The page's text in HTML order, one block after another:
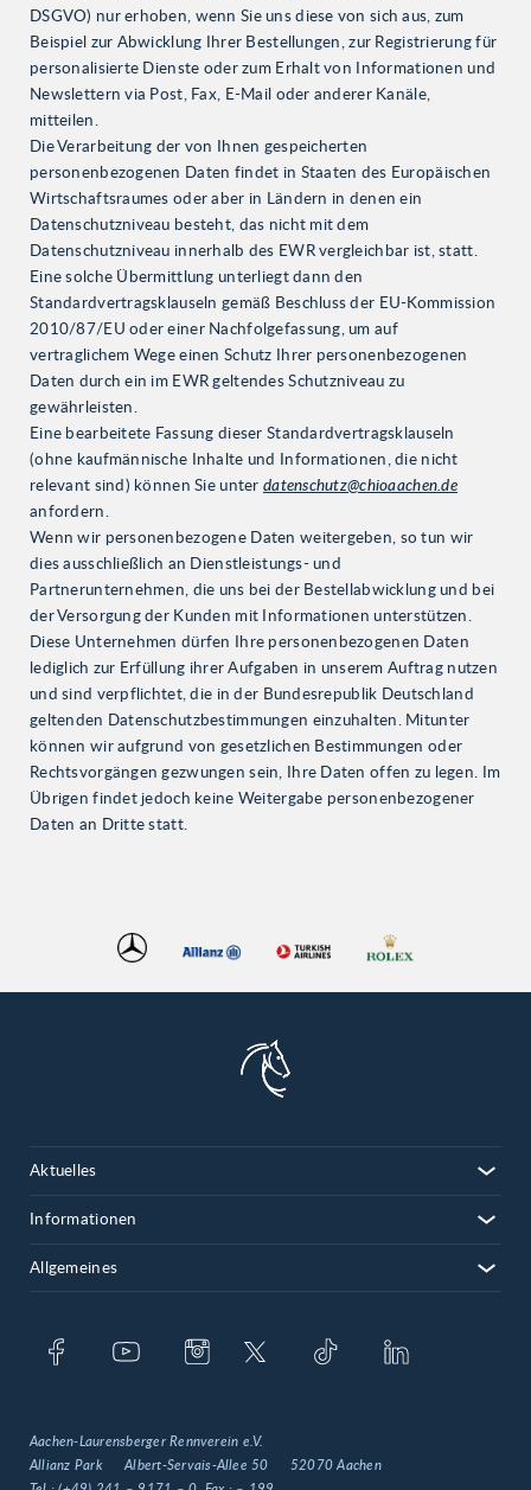
DSGVO) nur erhoben, wenn Sie uns diese von sich aus, zum
Beispiel zur Abwicklung Ihrer Bestellungen, zur Registrierung für
personalisierte Dienste oder zum Erhalt von Informationen und
Newslettern via Post, Fax, E-Mail oder anderer Kanäle,
mitteilen.
Die Verarbeitung der von Ihnen gespeicherten
personenbezogenen Daten findet in Staaten des Europäischen
Wirtschaftsraumes oder aber in Ländern in denen ein
Datenschutzniveau besteht, das nicht mit dem
Datenschutzniveau innerhalb des EWR vergleichbar ist, statt.
Eine solche Übermittlung unterliegt dann den
Standardvertragsklauseln gemäß Beschluss der EU-Kommission
2010/87/EU oder einer Nachfolgefassung, um auf
vertraglichem Wege einen Schutz Ihrer personenbezogenen
Daten durch ein im EWR geltendes Schutzniveau zu
gewährleisten.
Eine bearbeitete Fassung dieser Standardvertragsklauseln
(ohne kaufmännische Inhalte und Informationen, die nicht
relevant sind) können Sie unter datenschutz@chioaachen.de
anfordern.
Wenn wir personenbezogene Daten weitergeben, so tun wir
dies ausschließlich an Dienstleistungs- und
Partnerunternehmen, die uns bei der Bestellabwicklung und bei
der Versorgung der Kunden mit Informationen unterstützen.
Diese Unternehmen dürfen Ihre personenbezogenen Daten
lediglich zur Erfüllung ihrer Aufgaben in unserem Auftrag nutzen
und sind verpflichtet, die in der Bundesrepublik Deutschland
geltenden Datenschutzbestimmungen einzuhalten. Mitunter
können wir aufgrund von gesetzlichen Bestimmungen oder
Rechtsvorgängen gezwungen sein, Ihre Daten offen zu legen. Im
Übrigen findet jedoch keine Weitergabe personenbezogener
Daten an Dritte statt.
Aktuelles
Informationen
Allgemeines
Aachen-Laurensberger Rennverein e.V.
Allianz Park
Albert-Servais-Allee 50
52070 Aachen